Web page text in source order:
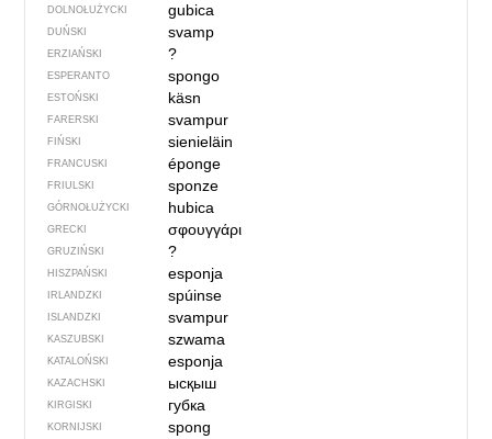
DOLNOŁUŻYCKI gubica
DUŃSKI svamp
ERZIAŃSKI ?
ESPERANTO spongo
ESTOŃSKI käsn
FARERSKI svampur
FIŃSKI sienieläin
FRANCUSKI éponge
FRIULSKI sponze
GÓRNOŁUŻYCKI hubica
GRECKI σφουγγάρι
GRUZIŃSKI ?
HISZPAŃSKI esponja
IRLANDZKI spúinse
ISLANDZKI svampur
KASZUBSKI szwama
KATALOŃSKI esponja
KAZACHSKI ысқыш
KIRGISKI губка
KORNIJSKI spong